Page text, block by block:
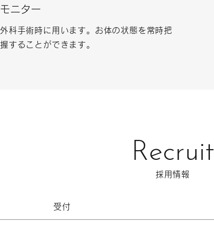
モニター
外科手術時に用います。お体の状態を常時把
握することができます。
Recruit
採用情報
受付